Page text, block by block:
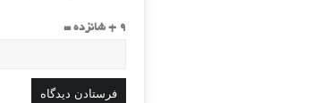
9 + شانزده =